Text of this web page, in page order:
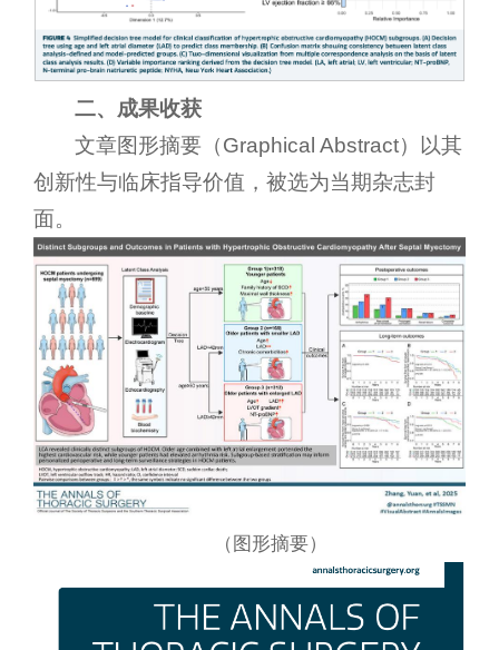
二、成果收获
文章图形摘要（Graphical Abstract）以其
创新性与临床指导价值，被选为当期杂志封
面。
（图形摘要）